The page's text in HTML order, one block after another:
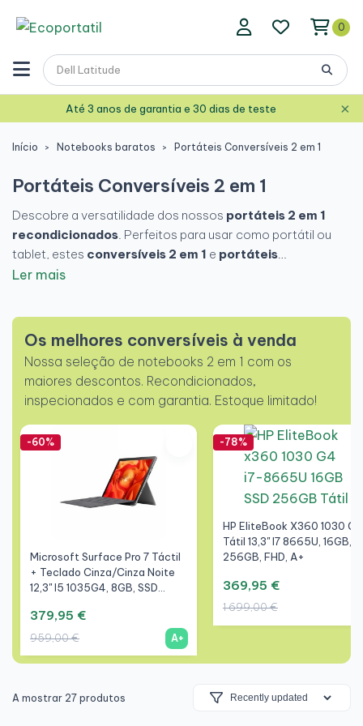
0
Até 3 anos de garantia e 30 dias de teste ×
Início Notebooks baratos Portáteis Conversíveis 2 em 1
Portáteis Conversíveis 2 em 1
Descobre a versatilidade dos nossos portáteis 2 em 1
recondicionados. Perfeitos para usar como portátil ou
tablet, estes conversíveis 2 em 1 e portáteis
conversíveis com ecrã tátil
Ler mais
Os melhores conversíveis à venda
Nossa seleção de notebooks 2 em 1 com os
maiores descontos. Recondicionados,
inspecionados e com garantia. Estoque limitado!
-60%
Microsoft Surface Pro 7 Táctil
+ Teclado Cinza/Cinza Noite
12,3" I5 1035G4, 8GB, SSD
379,95 €
959,00 € A+
-78%
HP EliteBook X360 1030 G4
Tátil 13,3" I7 8665U, 16GB,
256GB, FHD, A+
369,95 €
1 699,00 €
A mostrar 27 produtos